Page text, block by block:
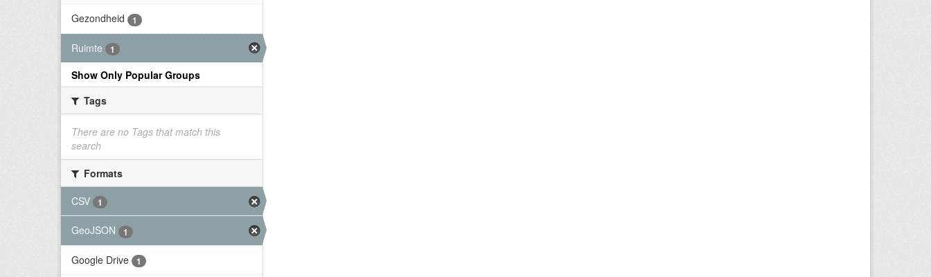
Gezondheid 1
Ruimte 1
Show Only Popular Groups
Tags
There are no Tags that match this
search
Formats
CSV
1
GeoJSON 1
Google Drive 1